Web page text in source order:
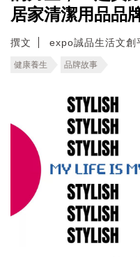
居家清潔用品
撰文 expo誠品生活文創
健康養生 品牌故事